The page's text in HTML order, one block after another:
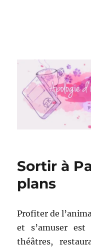
Apologie
Sortir à
plans
Profiter de
et s’amuser est
théâtres,